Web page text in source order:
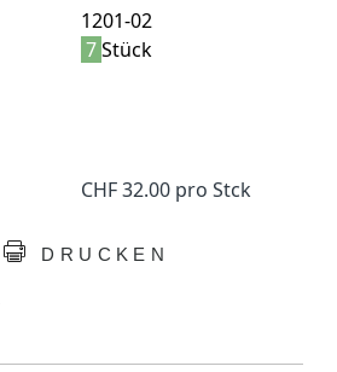
1201-02
7Stück
CHF 32.00 pro Stck
DRUCKEN